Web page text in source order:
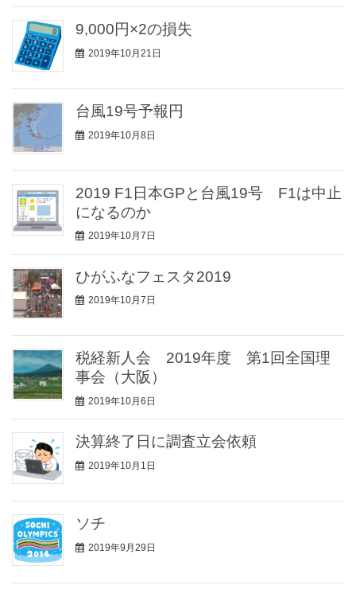
9,000円×2の損失
2019年10月21日
台風19号予報円
2019年10月8日
2019 F1日本GPと台風19号 F1は中止
になるのか
2019年10月7日
ひがふなフェスタ2019
2019年10月7日
税経新人会 2019年度 第1回全国理
事会（大阪）
2019年10月6日
決算終了日に調査立会依頼
2019年10月1日
ソチ
2019年9月29日